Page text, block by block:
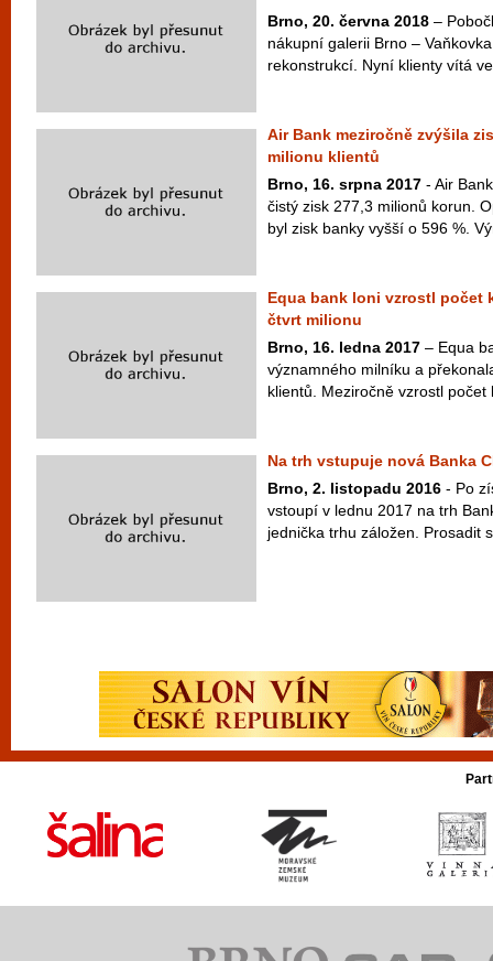
Brno, 20. června 2018 –
nákupní galerii Brno –
rekonstrukcí. Nyní klienty vítá
Air Bank meziročně zvýšila
milionu klientů
Brno, 16. srpna 2017 - Air
čistý zisk 277,3 milionů korun.
byl zisk banky vyšší o 596 %.
Equa bank loni vzrostl počet
čtvrt milionu
Brno, 16. ledna 2017 – Equa
významného milníku a
klientů. Meziročně vzrostl
Na trh vstupuje nová Banka
Brno, 2. listopadu 2016 - Po
vstoupí v lednu 2017 na trh
jednička trhu záložen. Prosadit